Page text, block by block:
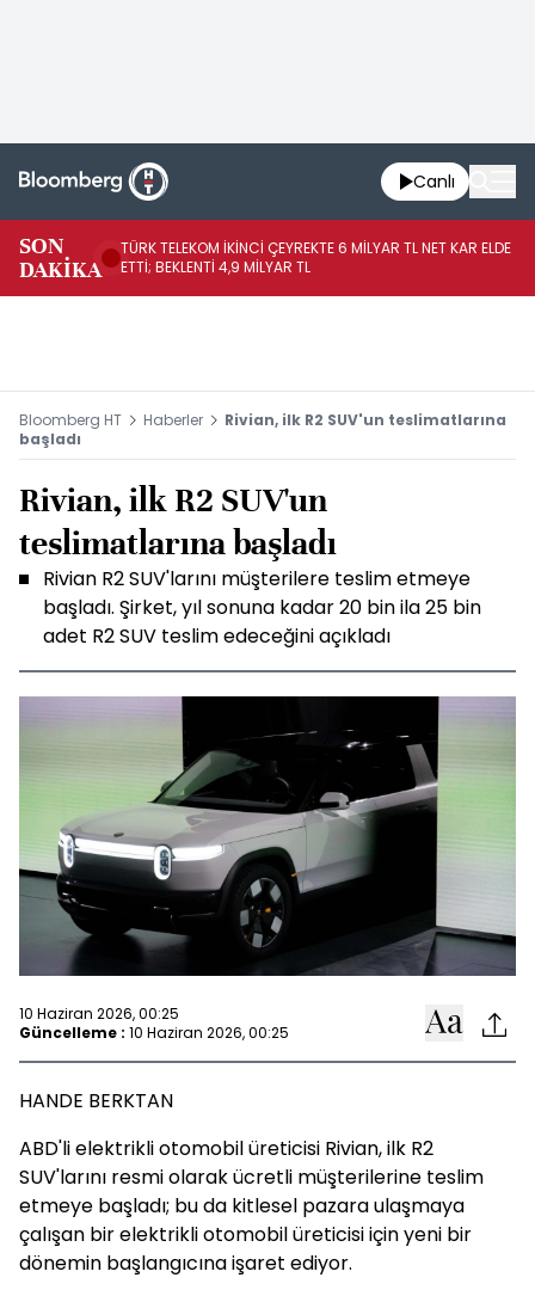
Canlı
SON
DAKİKA
TÜRK TELEKOM İKİNCİ ÇEYREKTE 6 MİLYAR TL NET KAR ELDE
ETTİ; BEKLENTİ 4,9 MİLYAR TL
Bloomberg HT Haberler
Rivian, ilk R2 SUV'un teslimatlarına
başladı
Rivian, ilk R2 SUV'un
teslimatlarına başladı
Rivian R2 SUV'larını müşterilere teslim etmeye
başladı. Şirket, yıl sonuna kadar 20 bin ila 25 bin
adet R2 SUV teslim edeceğini açıkladı
10 Haziran 2026, 00:25
Güncelleme : 10 Haziran 2026, 00:25
HANDE BERKTAN
ABD'li elektrikli otomobil üreticisi Rivian, ilk R2
SUV'larını resmi olarak ücretli müşterilerine teslim
etmeye başladı; bu da kitlesel pazara ulaşmaya
çalışan bir elektrikli otomobil üreticisi için yeni bir
dönemin başlangıcına işaret ediyor.